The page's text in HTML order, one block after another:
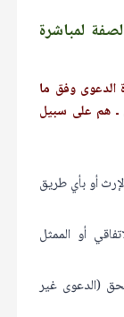
لمباشرة
الدعوى وفق ما
ـ هم على سبيل
أو بأي طريق
أو الممثل
(الدعوى غير